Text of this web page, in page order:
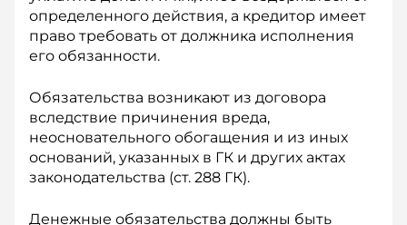
определенного действия, а кредитор имеет
право требовать от должника исполнения
его обязанности.
Обязательства возникают из договора
вследствие причинения вреда,
неосновательного обогащения и из иных
оснований, указанных в ГК и других актах
законодательства (ст. 288 ГК).
Денежные обязательства должны быть